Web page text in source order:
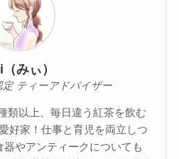
みぃ）
定 ティーアドバイザー
類以上、毎日違う紅茶を飲む
好家！仕事と育児を両立しつ
やアンティークについても